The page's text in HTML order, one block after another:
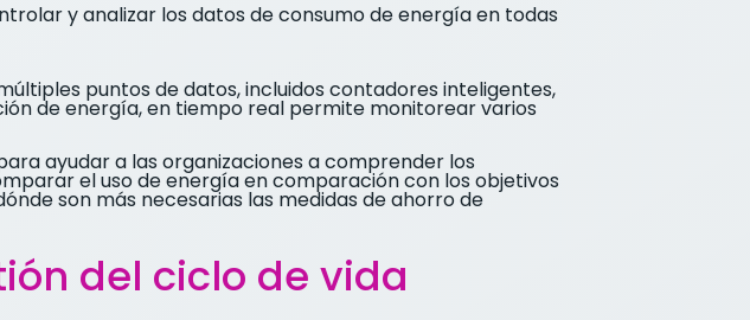
y analizar los datos de consumo de energía en todas
puntos de datos, incluidos contadores inteligentes,
de energía, en tiempo real permite monitorear varios
ayudar a las organizaciones a comprender los
el uso de energía en comparación con los objetivos
son más necesarias las medidas de ahorro de
del ciclo de vida